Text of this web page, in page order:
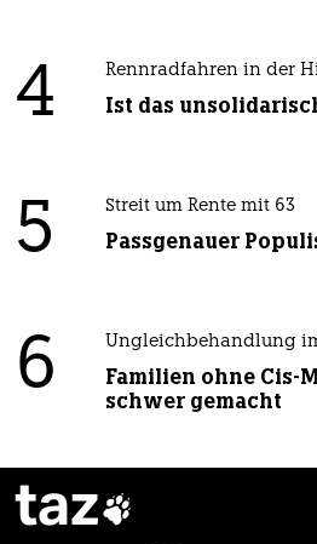
4 Rennradfahren in der
Ist das
5 Streit um Rente mit 63
Passgenauer
6 Ungleichbehandlung
Familien ohne Cis-
schwer gemacht
taz